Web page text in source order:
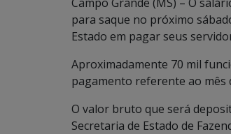
para saque no próximo
Estado em pagar seus
Aproximadamente 70 mil
pagamento referente ao mês
O valor bruto que será
Secretaria de Estado de